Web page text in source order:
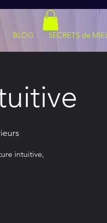
BLOG SECRETS de MIEL
intuitive,